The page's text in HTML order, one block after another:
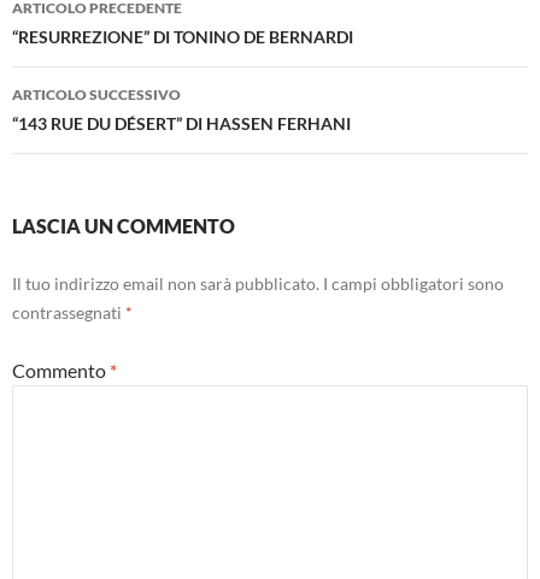
articolo
ARTICOLO PRECEDENTE
“RESURREZIONE” DI TONINO DE BERNARDI
ARTICOLO SUCCESSIVO
“143 RUE DU DÉSERT” DI HASSEN FERHANI
LASCIA UN COMMENTO
Il tuo indirizzo email non sarà pubblicato. I campi obbligatori sono
contrassegnati *
Commento *